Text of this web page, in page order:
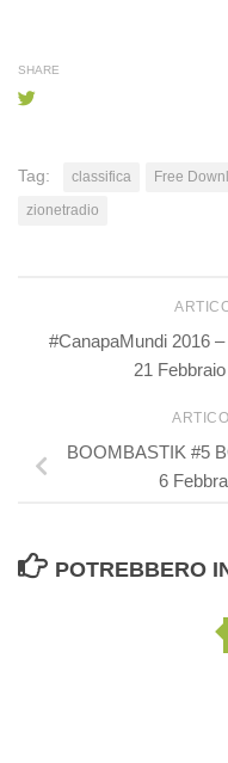
SHARE
Tag: classifica Free
zionetradio
#CanapaMundi 2016
21
BOOMBASTIK #5
6
POTREBBERO